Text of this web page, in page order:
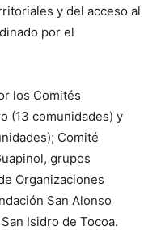
y del acceso al
por el
los Comités
(13 comunidades) y
Comité
grupos
Organizaciones
San Alonso
Isidro de Tocoa.